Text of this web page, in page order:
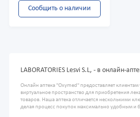
Сообщить о наличии
LABORATORIES Lesvi S.L, - в онлайн-
Онлайн аптека "Oxymed" предоставляет
виртуальное пространство для приобретения
товаров. Наша аптека отличается несколькими
делая процесс покупок максимально удобным и